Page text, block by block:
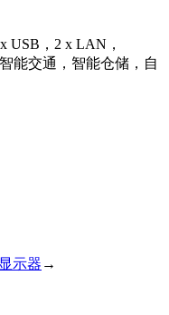
，2 x LAN，
能交通，智能仓储，自
示器 →